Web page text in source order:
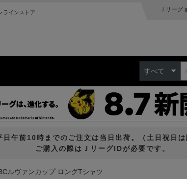
ラインストア Ｊリーグ
すべて
日午前10時までのご注文は当日出荷。（土日祝日は
ご購入の際はＪリーグIDが必要です。
ルヴァンカップ ロングTシャツ